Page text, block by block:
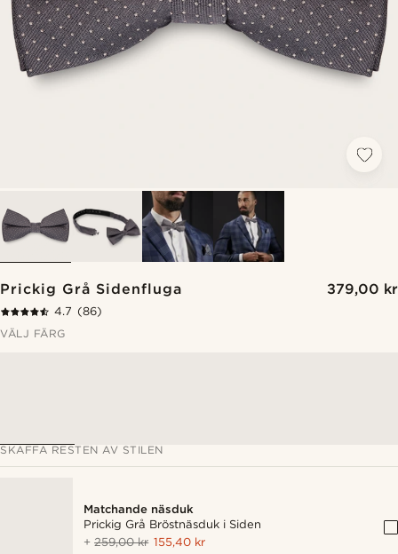
Prickig Grå Sidenfluga 379,00 kr
4.7 (86)
VÄLJ FÄRG
SKAFFA RESTEN AV STILEN
Matchande näsduk
Prickig Grå Bröstnäsduk i Siden
+259,00 kr 155,40 kr